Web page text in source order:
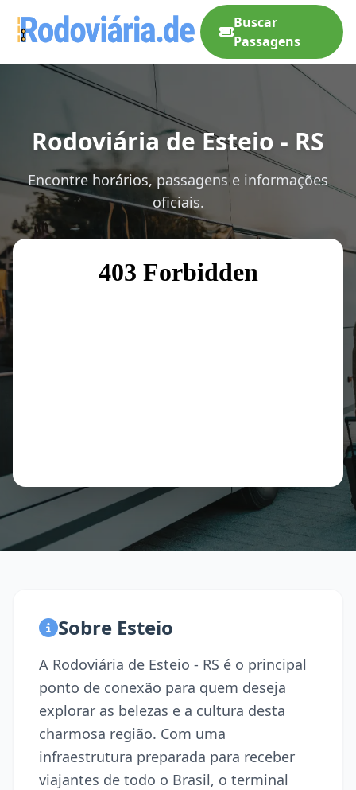
Buscar
Passagens
Rodoviária de Esteio - RS
Encontre horários, passagens e informações
oficiais.
Sobre Esteio
A Rodoviária de Esteio - RS é o principal
ponto de conexão para quem deseja
explorar as belezas e a cultura desta
charmosa região. Com uma
infraestrutura preparada para receber
viajantes de todo o Brasil, o terminal